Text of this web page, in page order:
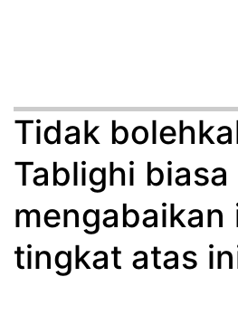
Tidak
Tablighi biasa
mengabaikan
tingkat atas